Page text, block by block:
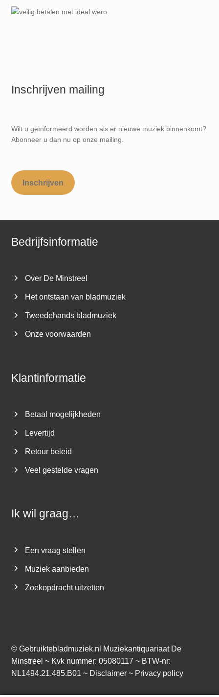
Inschrijven mailing
Wilt u geïnformeerd worden als er nieuwe muziek binnenkomt?
Abonneer u dan nu op onze mailing.
Inschrijven
Bedrijfsinformatie
Over De Minstreel
Het ontstaan van bladmuziek
Tweedehands bladmuziek
Onze voorwaarden
Klantinformatie
Betaal mogelijkheden
Levertijd
Retour beleid
Veel gestelde vragen
Ik wil graag…
Een vraag stellen
Muziek aanbieden
Zoekopdracht uitzetten
© Gebruiktebladmuziek.nl
Muziekantiquariaat De
Minstreel ~ Kvk nummer: 05080117 ~ BTW-nr:
NL1494.21.485.B01 ~ Disclaimer~ Privacy policy